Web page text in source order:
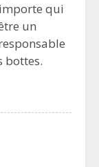
qui
un
bottes.